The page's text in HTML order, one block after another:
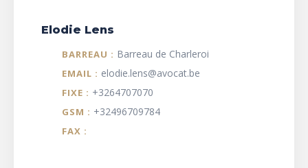
Elodie Lens
BARREAU : Barreau de Charleroi
EMAIL : elodie.lens@avocat.be
FIXE : +3264707070
GSM : +32496709784
FAX :